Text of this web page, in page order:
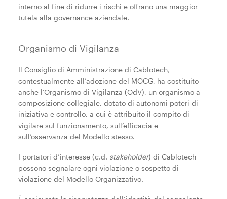
interno al fine di ridurre i rischi e offrano una maggior
tutela alla governance aziendale.
Organismo di Vigilanza
Il Consiglio di Amministrazione di Cablotech,
contestualmente all’adozione del MOCG, ha costituito
anche l’Organismo di Vigilanza (OdV), un organismo a
composizione collegiale, dotato di autonomi poteri di
iniziativa e controllo, a cui è attribuito il compito di
vigilare sul funzionamento, sull’efficacia e
sull’osservanza del Modello stesso.
I portatori d’interesse (c.d. stakeholder) di Cablotech
possono segnalare ogni violazione o sospetto di
violazione del Modello Organizzativo.